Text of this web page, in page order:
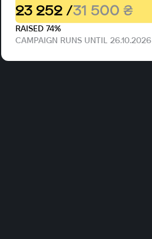
23 252 /31 500 ₴
RAISED 74%
CAMPAIGN RUNS UNTIL 26.10.2026